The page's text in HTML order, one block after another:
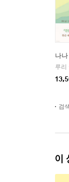
나
루리
검
이